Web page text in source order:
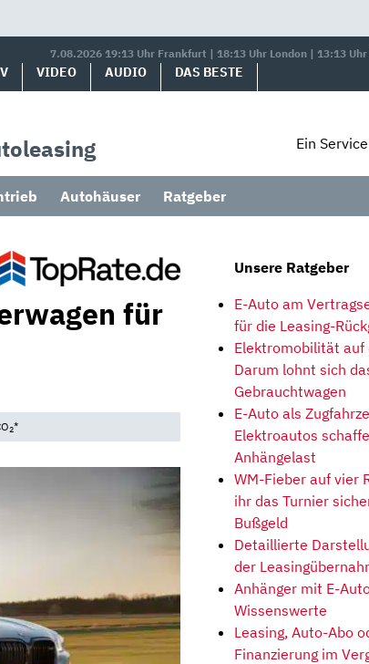
7.08.2026 19:13 Uhr Frankfurt | 18:13 Uhr London | 13:13
VIDEO AUDIO DAS BESTE
Ein
Autohäuser Ratgeber
für
2*
Unsere Ratgeber
E-Auto am
für die Leasing-
Elektromobilität
Darum lohnt sich
Gebrauchtwagen
E-Auto als
Elektroautos
Anhängelast
WM-Fieber auf vier
ihr das Turnier
Bußgeld
Detaillierte
der
Anhänger mit E-
Wissenswerte
Leasing, Auto-Abo
Finanzierung im